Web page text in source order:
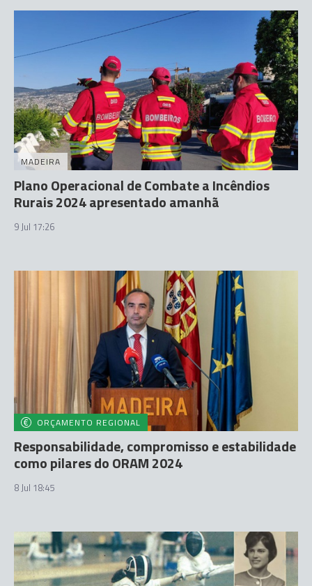
MADEIRA
Plano Operacional de Combate a Incêndios
Rurais 2024 apresentado amanhã
9 Jul 17:26
ORÇAMENTO REGIONAL
Responsabilidade, compromisso e estabilidade
como pilares do ORAM 2024
8 Jul 18:45